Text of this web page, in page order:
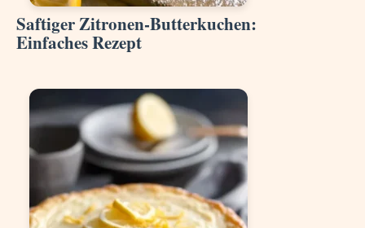
Saftiger Zitronen-Butterkuchen:
Einfaches Rezept